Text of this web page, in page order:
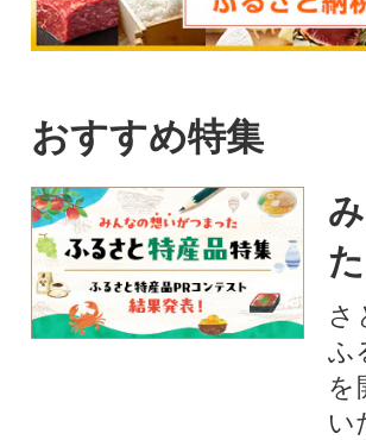
おすすめ特集
さ
ふ
を
い